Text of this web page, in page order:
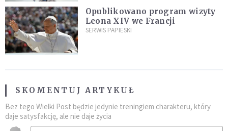
Opublikowano program wizyty
Leona XIV we Francji
SERWIS PAPIESKI
SKOMENTUJ ARTYKUŁ
Bez tego Wielki Post będzie jedynie treningiem charakteru, który
daje satysfakcję, ale nie daje życia